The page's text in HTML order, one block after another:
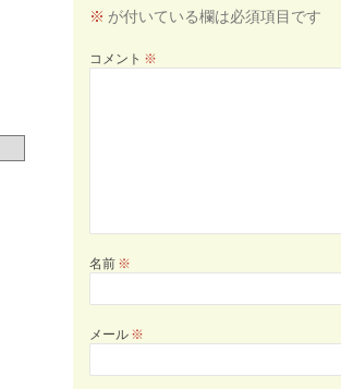
※ が付いている欄は必須項目です
コメント ※
名前 ※
メール ※